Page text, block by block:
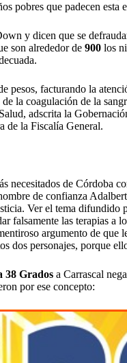
pobres que padecen esta
y dicen que se
son alrededor de 900 los
facturando la
la coagulación de la
adscrita la
de la Fiscalía General.
necesitados de Córdoba
de confianza
Ver el tema difundido
falsamente las terapias a
argumento de que
dos personajes, porque
38 Grados a Carrascal
por ese concepto: